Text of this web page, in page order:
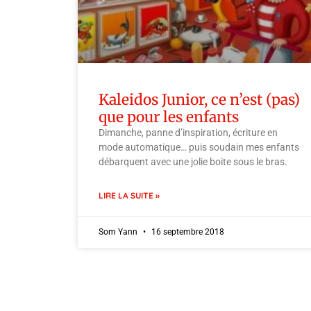
Kaleidos Junior, ce n’est (pas)
que pour les enfants
Dimanche, panne d’inspiration, écriture en
mode automatique… puis soudain mes enfants
débarquent avec une jolie boite sous le bras.
LIRE LA SUITE »
Som Yann 16 septembre 2018